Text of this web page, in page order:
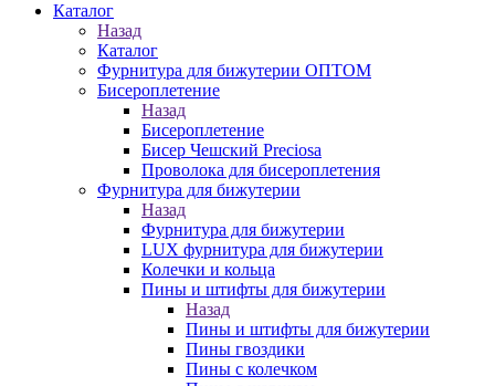
Каталог
Назад
Каталог
Фурнитура для бижутерии ОПТОМ
Бисероплетение
Назад
Бисероплетение
Бисер Чешский Preciosa
Проволока для бисероплетения
Фурнитура для бижутерии
Назад
Фурнитура для бижутерии
LUX фурнитура для бижутерии
Колечки и кольца
Пины и штифты для бижутерии
Назад
Пины и штифты для бижутерии
Пины гвоздики
Пины с колечком